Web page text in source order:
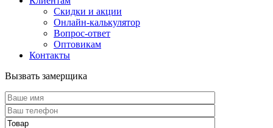
Скидки и акции
Онлайн-калькулятор
Вопрос-ответ
Оптовикам
Контакты
Вызвать замерщика